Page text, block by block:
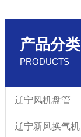
产品分类
PRODUCTS
辽宁风机盘管
辽宁新风换气机